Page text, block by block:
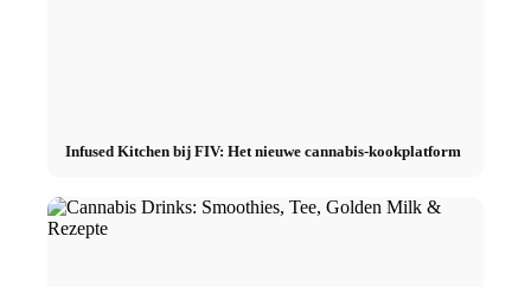
Infused Kitchen bij FIV: Het nieuwe cannabis-kookplatform